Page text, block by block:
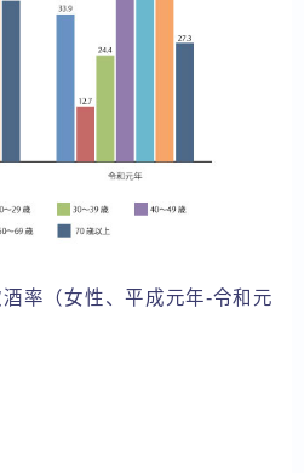
率（女性、平成元年-令和元